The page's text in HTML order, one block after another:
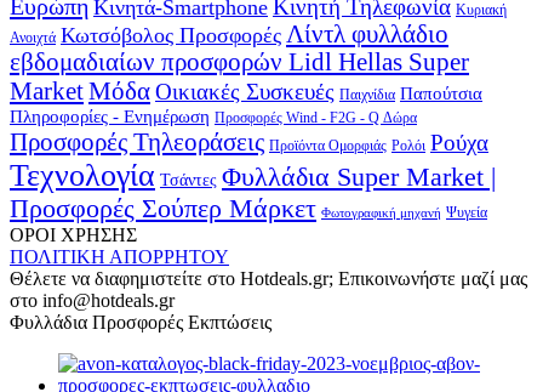
Ευρώπη Κινητά-Smartphone Κινητή Τηλεφωνία Κυριακή
Ανοιχτά Κωτσόβολος Προσφορές Λίντλ φυλλάδιο
εβδομαδιαίων προσφορών Lidl Hellas Super
MarketΜόδαΟικιακές Συσκευές Παιχνίδια Παπούτσια
Πληροφορίες - Ενημέρωση Προσφορές Wind - F2G - Q Δώρα
Προσφορές Τηλεοράσεις Προϊόντα Ομορφιάς Ρολόι Ρούχα
Τεχνολογία Τσάντες Φυλλάδια Super Market |
Προσφορές Σούπερ Μάρκετ Φωτογραφική μηχανή Ψυγεία
ΟΡΟΙ ΧΡΗΣΗΣ
ΠΟΛΙΤΙΚΗ ΑΠΟΡΡΗΤΟΥ
Θέλετε να διαφημιστείτε στο Hotdeals.gr; Επικοινωνήστε μαζί μας
στο info@hotdeals.gr
Φυλλάδια Προσφορές Εκπτώσεις